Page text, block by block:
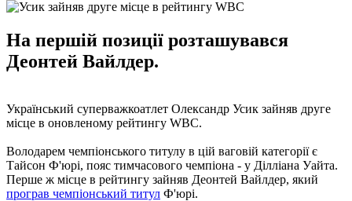
На першій позиції розташувався
Деонтей Вайлдер.
Український суперважкоатлет Олександр Усик зайняв друге
місце в оновленому рейтингу WBC.
Володарем чемпіонського титулу в цій ваговій категорії є
Тайсон Ф'юрі, пояс тимчасового чемпіона - у Ділліана Уайта.
Перше ж місце в рейтингу зайняв Деонтей Вайлдер, який
програв чемпіонський титул Ф'юрі.